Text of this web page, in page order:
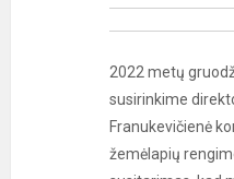
2022 metų
susirinkime
Franukevičienė
žemėlapių